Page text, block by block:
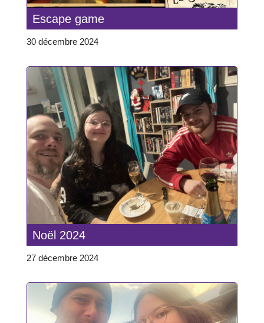
Escape game
30 décembre 2024
Noël 2024
27 décembre 2024